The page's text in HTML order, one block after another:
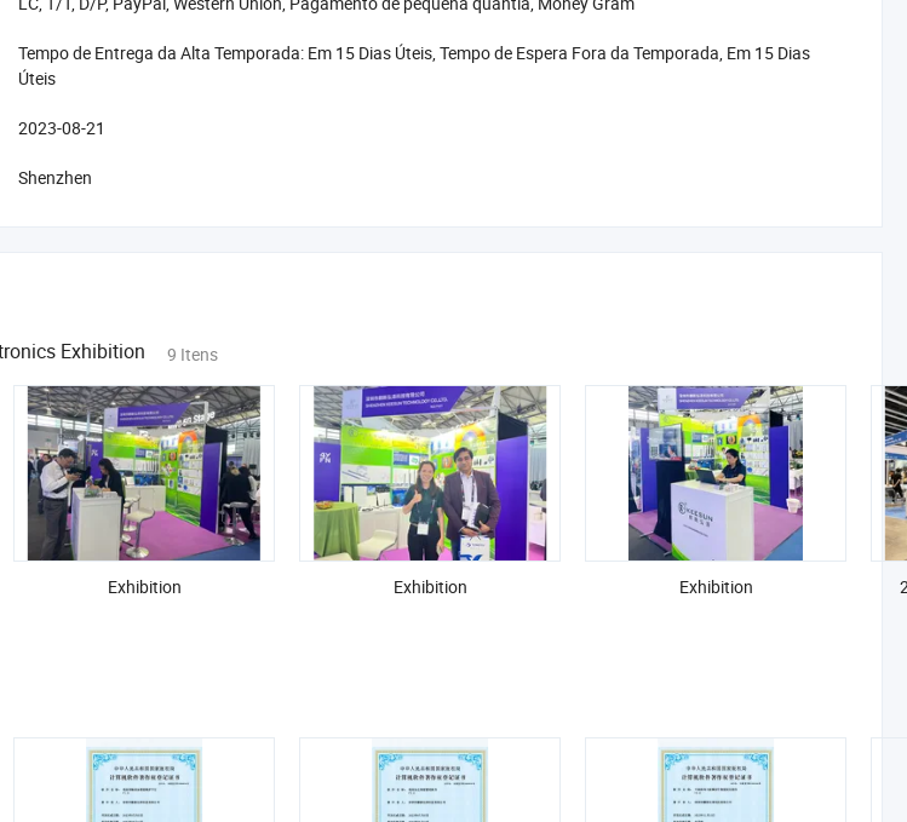
Tempo de Entrega da Alta Temporada: Em 15 Dias Úteis, Tempo de Espera Fora da Temporada, Em 15 Dias
Úteis
2023-08-21
Shenzhen
Exhibition 9 Itens
Exhibition Exhibition Exhibition